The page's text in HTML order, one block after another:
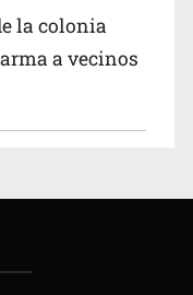
la colonia
a vecinos